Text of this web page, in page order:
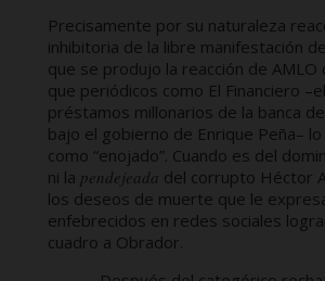
Precisamente por su naturaleza
inhibitoria de la libre manifestación
que se produjo la reacción de AMLO
que periódicos como El Financiero
préstamos millonarios de la banca
bajo el gobierno de Enrique Peña–
como “enojado”. Cuando es del
ni la pendejeada del corrupto Héctor
los deseos de muerte que le
enfebrecidos en redes sociales
cuadro a Obrador.